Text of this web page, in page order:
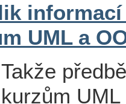
informací
UML a
Takže
kurzům UML